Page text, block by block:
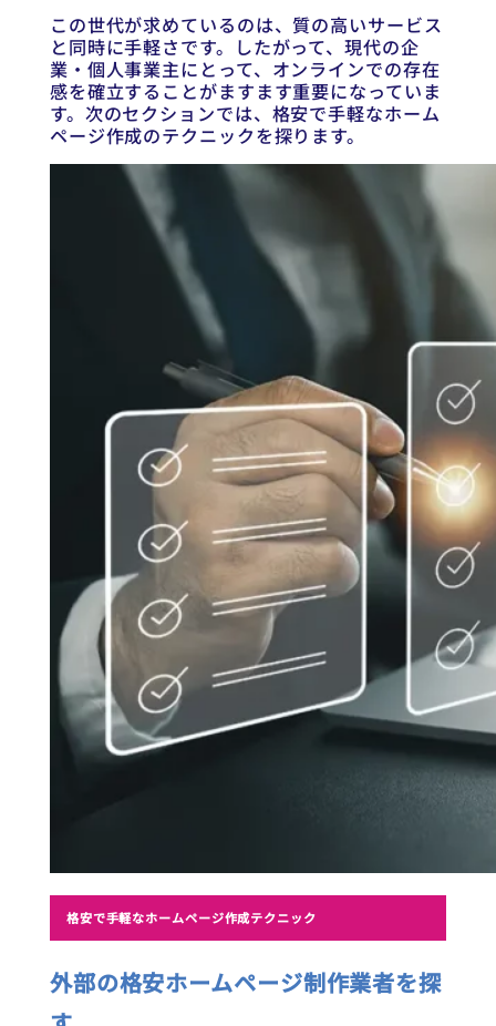
この世代が求めているのは、質の高いサービス
と同時に手軽さです。したがって、現代の企
業・個人事業主にとって、オンラインでの存在
感を確立することがますます重要になっていま
す。次のセクションでは、格安で手軽なホーム
ページ作成のテクニックを探ります。
格安で手軽なホームページ作成テクニック
外部の格安ホームページ制作業者を探